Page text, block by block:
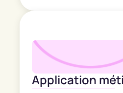
Application